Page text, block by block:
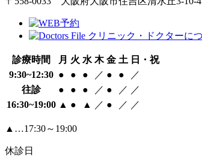
診療時間 月 火 水 木 金 土 日・祝
9:30~12:30 ● ● ● ／ ● ●
／
往診
● ● ● ／ ● ／ ／
16:30~19:00 ▲ ● ▲ ／ ● ／ ／
▲…17:30～19:00
休診日